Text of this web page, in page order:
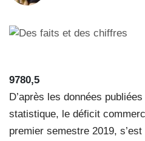
9780,5
D’après les données
statistique, le déficit
premier semestre 2019,